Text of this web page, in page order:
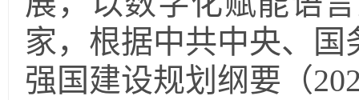
家，根据中共中央、
强国建设规划纲要（